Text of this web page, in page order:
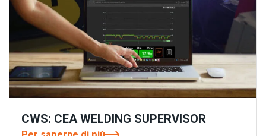
CWS: CEA WELDING SUPERVISOR